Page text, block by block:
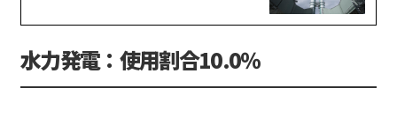
水力発電：使用割合10.0％